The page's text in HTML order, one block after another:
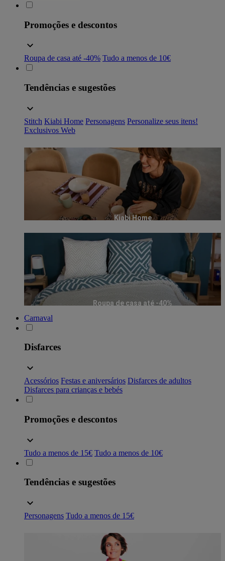
Promoções e descontos
Roupa de casa até -40% Tudo a menos de 10€
Tendências e sugestões
Stitch Kiabi Home Personagens Personalize seus itens!
Exclusivos Web
Kiabi Home
Roupa de casa até -40%
Carnaval
Disfarces
Acessórios Festas e aniversários Disfarces de adultos
Disfarces para crianças e bebés
Promoções e descontos
Tudo a menos de 15€ Tudo a menos de 10€
Tendências e sugestões
Personagens Tudo a menos de 15€